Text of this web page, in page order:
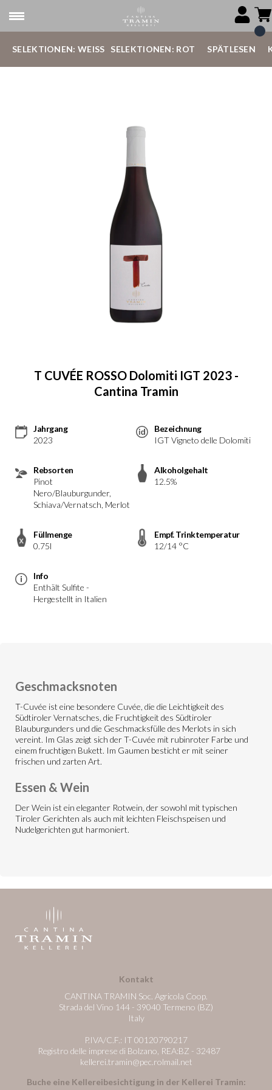
SELEKTIONEN: WEISS SELEKTIONEN: ROT SPÄTLESEN
T CUVÉE ROSSO Dolomiti IGT 2023 -
Cantina Tramin
Jahrgang
2023
Bezeichnung
IGT Vigneto delle Dolomiti
Rebsorten
Pinot
Nero/Blauburgunder,
Schiava/Vernatsch, Merlot
Alkoholgehalt
12.5%
Füllmenge
0.75l
Empf. Trinktemperatur
12/14 °C
Info
Enthält Sulfite -
Hergestellt in Italien
Geschmacksnoten
T-Cuvée ist eine besondere Cuvée, die die Leichtigkeit des
Südtiroler Vernatsches, die Fruchtigkeit des Südtiroler
Blauburgunders und die Geschmacksfülle des Merlots in sich
vereint. Im Glas zeigt sich der T-Cuvée mit rubinroter Farbe und
einem fruchtigen Bukett. Im Gaumen besticht er mit seiner
frischen und zarten Art.
Essen & Wein
Der Wein ist ein eleganter Rotwein, der sowohl mit typischen
Tiroler Gerichten als auch mit leichten Fleischspeisen und
Nudelgerichten gut harmoniert.
Kontakt
CANTINA TRAMIN Soc. Agricola Coop.
Strada del Vino 144 - 39040 Termeno (BZ)
Italy
P.IVA/C.F.: IT 00120790217
Registro delle imprese di Bolzano, REA:BZ - 32487
kellerei.tramin@pec.rolmail.net
Buche eine Kellereibesichtigung in der Kellerei Tramin: